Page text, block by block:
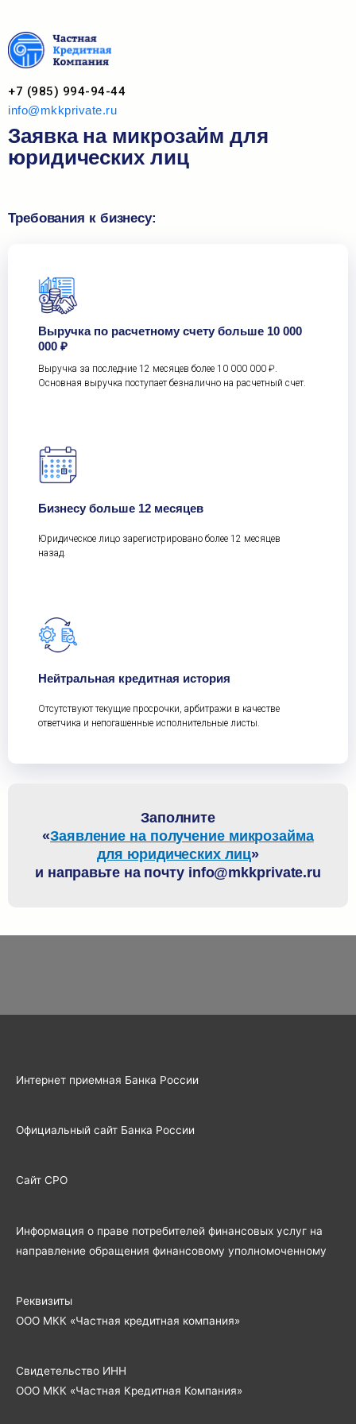
Заявка на микрозайм для
юридических лиц
+7 (985) 994-94-44
info@mkkprivate.ru
Требования к бизнесу:
Выручка по расчетному счету больше 10 000
000 ₽
Выручка за последние 12 месяцев более 10 000 000 ₽.
Основная выручка поступает безналично на расчетный счет.
Бизнесу больше 12 месяцев
Юридическое лицо зарегистрировано более 12 месяцев
назад.
Нейтральная кредитная история
Отсутствуют текущие просрочки, арбитражи в качестве
ответчика и непогашенные исполнительные листы.
Заполните
«Заявление на получение микрозайма
для юридических лиц»
и направьте на почту info@mkkprivate.ru
Интернет приемная Банка России
Официальный сайт Банка России
Сайт СРО
Информация о праве потребителей финансовых услуг на
направление обращения финансовому уполномоченному
Реквизиты
ООО МКК «Частная кредитная компания»
Свидетельство ИНН
ООО МКК «Частная Кредитная Компания»